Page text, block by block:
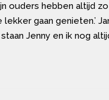
ouders hebben altijd
gaan genieten.’
Jenny en ik nog